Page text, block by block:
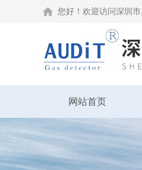
您好！欢迎访问深圳
网站首页